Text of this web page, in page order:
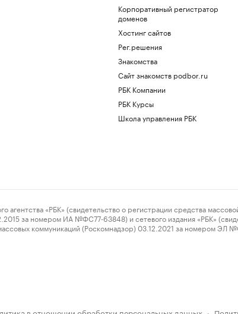
Корпоративный регистратор
доменов
Хостинг сайтов
Рег.решения
Знакомства
Сайт знакомств podbor.ru
РБК Компании
РБК Курсы
Школа управления РБК
«РБК» (свидетельство о регистрации средства
за номером ИА №ФС77-63848) и сетевого издания «РБК»
коммуникаций (Роскомнадзор) 03.12.2021 за номером ЭЛ